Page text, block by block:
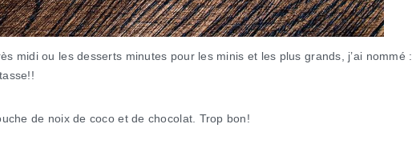
midi ou les desserts minutes pour les minis et les plus grands, j’ai nommé :
de noix de coco et de chocolat. Trop bon!